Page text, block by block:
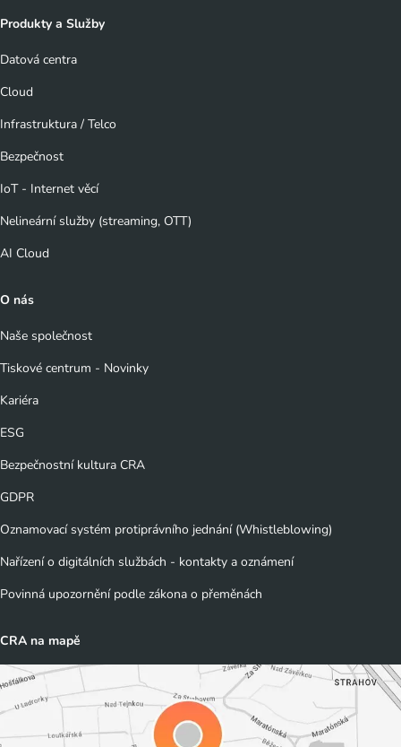
Produkty a Služby
Datová centra
Cloud
Infrastruktura / Telco
Bezpečnost
IoT - Internet věcí
Nelineární služby (streaming, OTT)
AI Cloud
O nás
Naše společnost
Tiskové centrum - Novinky
Kariéra
ESG
Bezpečnostní kultura CRA
GDPR
Oznamovací systém protiprávního jednání (Whistleblowing)
Nařízení o digitálních službách - kontakty a oznámení
Povinná upozornění podle zákona o přeměnách
CRA na mapě